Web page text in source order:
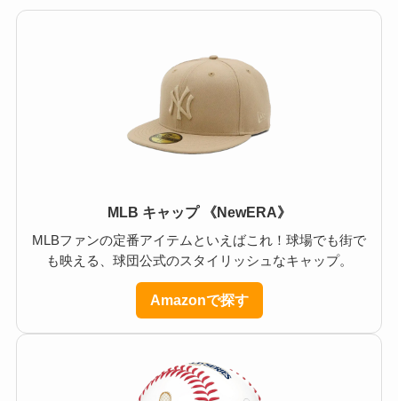
MLB キャップ 《NewERA》
MLBファンの定番アイテムといえばこれ！球場でも街で
も映える、球団公式のスタイリッシュなキャップ。
Amazonで探す